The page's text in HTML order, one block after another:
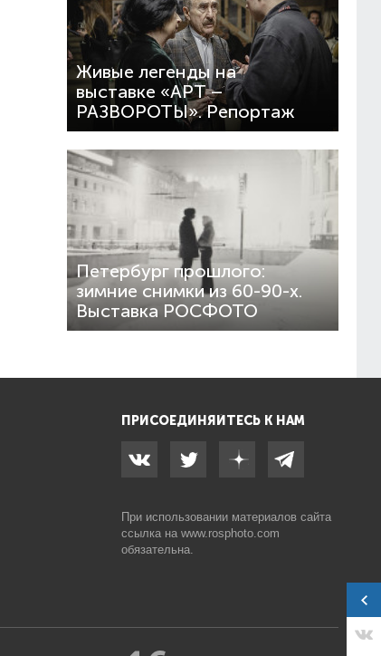
Живые легенды на
выставке «АРТ –
РАЗВОРОТЫ». Репортаж
Петербург прошлого:
зимние снимки из 60-90-х.
Выставка РОСФОТО
ПРИСОЕДИНЯЙТЕСЬ К НАМ
При использовании материалов сайта
ссылка на www.rosphoto.com
обязательна.